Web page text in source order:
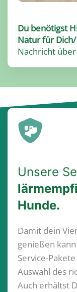
Du benötigst
Natur für
Nachricht
Unsere
Hunde.
Damit dein
genießen
Service-
Auswahl des
Auch erhältst